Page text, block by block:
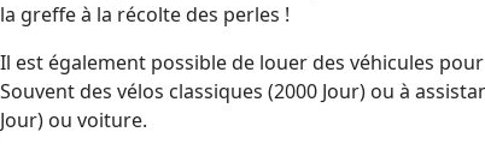
la greffe à la récolte des perles !
Il est également possible de louer des véhicules
Souvent des vélos classiques (2000 Jour) ou à
Jour) ou voiture.